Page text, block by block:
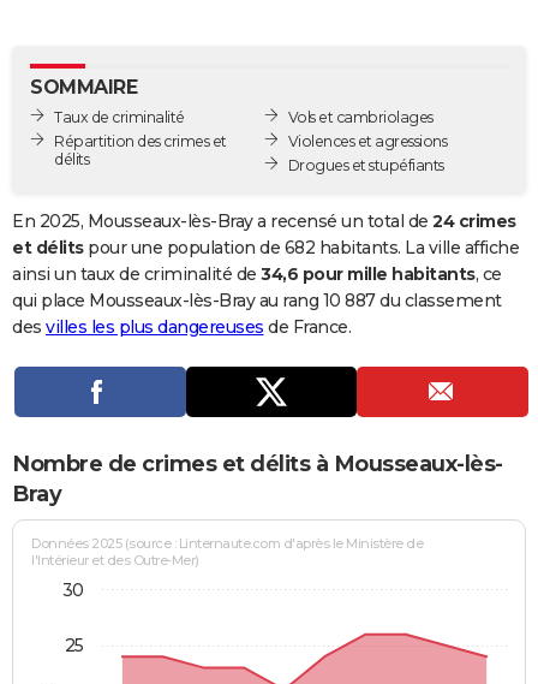
GUIDES D'ACHAT
BONS PLANS
Carte de Noël
Carte Bonne année
Carte Saint-Valentin
Carte Pâques
Carte d'anniversaire
DICTIONNAIRE
Dictionnaire
Biographies
Citations
Expressions
Proverbes
PROGRAMME TV
COPAINS D'AVANT
S'inscrire
Se connecter
Lycées
Collèges
Primaires
Universités
Entreprises
Service militaire
Avis de recherche
AVIS DE DÉCÈS
FORUM
Bricolage
Lifestyle
Culture
Sport
Auto
Television
Voyage
Cinema
SOMMAIRE
Taux de criminalité
Répartition des crimes et
délits
Vols et cambriolages
Violences et agressions
Drogues et stupéfiants
En 2025, Mousseaux-lès-Bray a recensé un total de 24 crimes
et délitspour une population de 682 habitants. La ville affiche
ainsi un taux de criminalité de 34,6 pour mille habitants, ce
qui place Mousseaux-lès-Bray au rang 10 887 du classement
des villes les plus dangereuses de France.
Nombre de crimes et délits à Mousseaux-lès-
Bray
Données 2025 (source : Linternaute.com d'après le Ministère de
l'Intérieur et des Outre-Mer)
25
30